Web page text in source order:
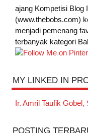
ajang Kompetisi Blog
(www.thebobs.com)
menjadi pemenang
terbanyak kategori
MY LINKED IN
Ir. Amril Taufik
POSTING